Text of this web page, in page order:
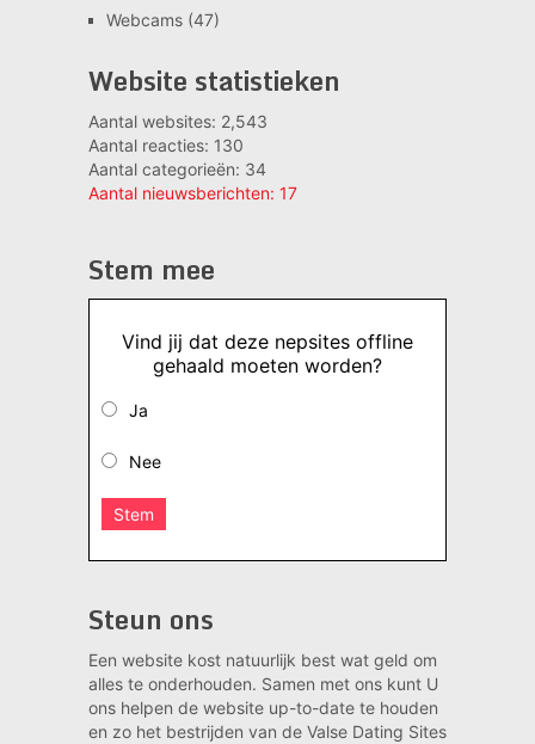
Webcams(47)
Website statistieken
Aantal websites: 2,543
Aantal reacties: 130
Aantal categorieën: 34
Aantal nieuwsberichten: 17
Stem mee
Vind jij dat deze nepsites offline
gehaald moeten worden?
Ja
Nee
Stem
Steun ons
Een website kost natuurlijk best wat geld om
alles te onderhouden. Samen met ons kunt U
ons helpen de website up-to-date te houden
en zo het bestrijden van de Valse Dating Sites